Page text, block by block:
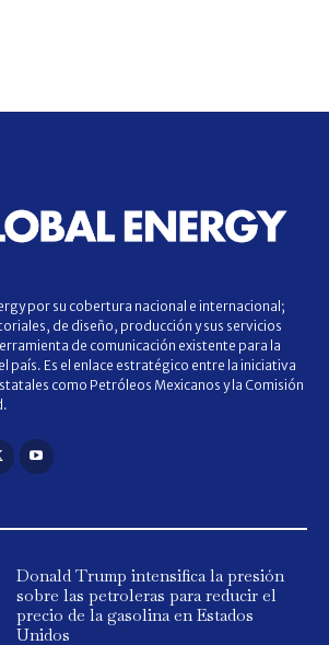
por su cobertura nacional e internacional;
de diseño, producción y sus servicios
de comunicación existente para la
país. Es el enlace estratégico entre la iniciativa
como Petróleos Mexicanos y la Comisión
Donald Trump intensifica la presión
sobre las petroleras para reducir el
precio de la gasolina en Estados
Unidos